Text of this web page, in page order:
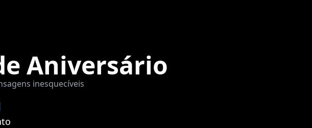
Aniversário
inesquecíveis